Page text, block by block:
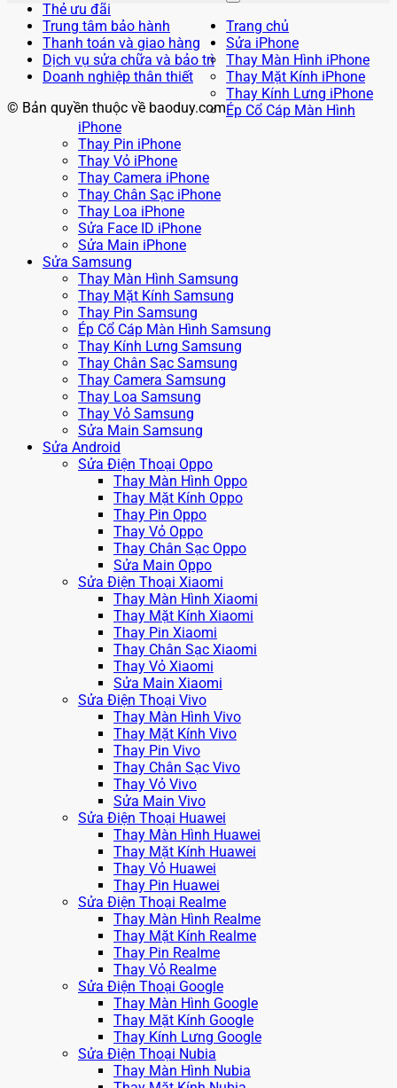
Thẻ ưu đãi
Trung tâm bảo hành
Thanh toán và giao hàng
Dịch vụ sửa chữa và bảo trì
Doanh nghiệp thân thiết
© Bản quyền thuộc về baoduy.com
Trang chủ
Sửa iPhone
Thay Màn Hình iPhone
Thay Mặt Kính iPhone
Thay Kính Lưng iPhone
Ép Cổ Cáp Màn Hình
iPhone
Thay Pin iPhone
Thay Vỏ iPhone
Thay Camera iPhone
Thay Chân Sạc iPhone
Thay Loa iPhone
Sửa Face ID iPhone
Sửa Main iPhone
Sửa Samsung
Thay Màn Hình Samsung
Thay Mặt Kính Samsung
Thay Pin Samsung
Ép Cổ Cáp Màn Hình Samsung
Thay Kính Lưng Samsung
Thay Chân Sạc Samsung
Thay Camera Samsung
Thay Loa Samsung
Thay Vỏ Samsung
Sửa Main Samsung
Sửa Android
Sửa Điện Thoại Oppo
Thay Màn Hình Oppo
Thay Mặt Kính Oppo
Thay Pin Oppo
Thay Vỏ Oppo
Thay Chân Sạc Oppo
Sửa Main Oppo
Sửa Điện Thoại Xiaomi
Thay Màn Hình Xiaomi
Thay Mặt Kính Xiaomi
Thay Pin Xiaomi
Thay Chân Sạc Xiaomi
Thay Vỏ Xiaomi
Sửa Main Xiaomi
Sửa Điện Thoại Vivo
Thay Màn Hình Vivo
Thay Mặt Kính Vivo
Thay Pin Vivo
Thay Chân Sạc Vivo
Thay Vỏ Vivo
Sửa Main Vivo
Sửa Điện Thoại Huawei
Thay Màn Hình Huawei
Thay Mặt Kính Huawei
Thay Vỏ Huawei
Thay Pin Huawei
Sửa Điện Thoại Realme
Thay Màn Hình Realme
Thay Mặt Kính Realme
Thay Pin Realme
Thay Vỏ Realme
Sửa Điện Thoại Google
Thay Màn Hình Google
Thay Mặt Kính Google
Thay Kính Lưng Google
Sửa Điện Thoại Nubia
Thay Màn Hình Nubia